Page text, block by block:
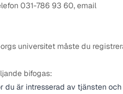
031-786 93 60, email
universitet måste du
bifogas:
du är intresserad av tjänsten och